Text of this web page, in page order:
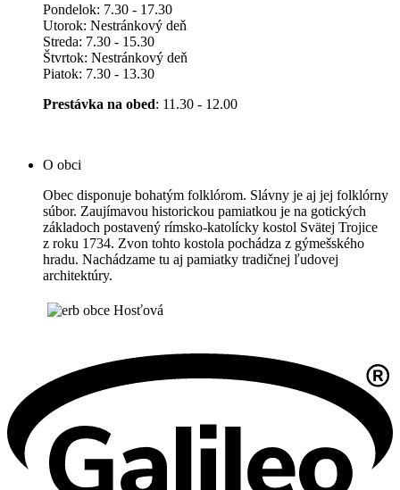
Pondelok: 7.30 - 17.30
Utorok: Nestránkový deň
Streda: 7.30 - 15.30
Štvrtok: Nestránkový deň
Piatok: 7.30 - 13.30
Prestávka na obed: 11.30 - 12.00
O obci
Obec disponuje bohatým folklórom. Slávny je aj jej folklórny
súbor. Zaujímavou historickou pamiatkou je na gotických
základoch postavený rímsko-katolícky kostol Svätej Trojice
z roku 1734. Zvon tohto kostola pochádza z gýmešského
hradu. Nachádzame tu aj pamiatky tradičnej ľudovej
architektúry.